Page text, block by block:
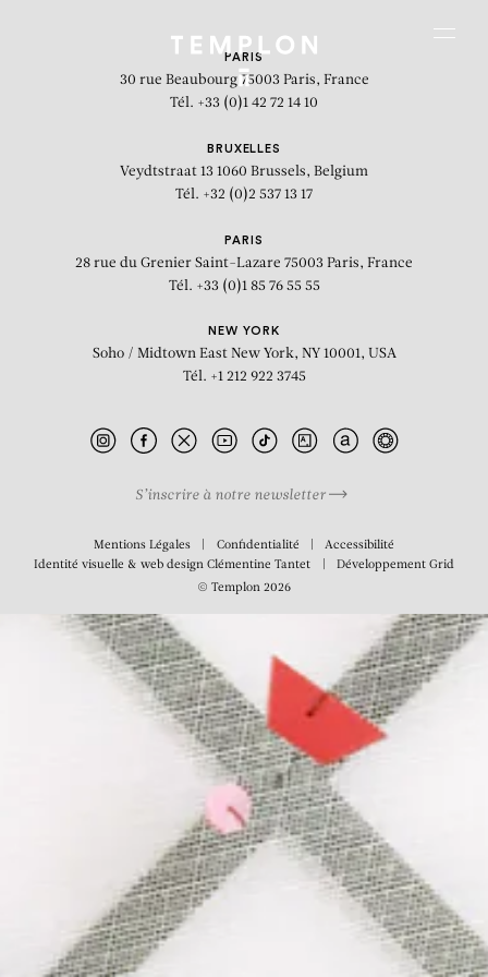
(Détail)
PARIS
30 rue Beaubourg 75003 Paris, France
Tél. +33 (0)1 42 72 14 10
BRUXELLES
Veydtstraat 13 1060 Brussels, Belgium
Tél. +32 (0)2 537 13 17
PARIS
28 rue du Grenier Saint-Lazare 75003 Paris, France
Tél. +33 (0)1 85 76 55 55
NEW YORK
Soho / Midtown East New York, NY 10001, USA
Tél. +1 212 922 3745
S’inscrire à notre newsletter
Mentions Légales Confidentialité
Accessibilité
Identité visuelle & web designClémentine Tantet Développement Grid
© Templon 2026